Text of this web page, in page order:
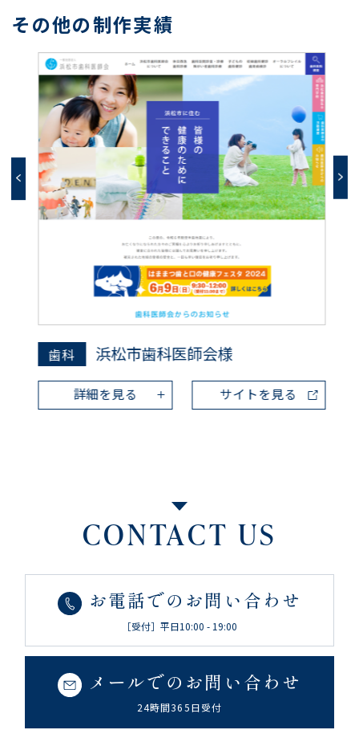
その他の制作実績
歯科 浜松市歯科医師会様
詳細を見る サイトを見る
CONTACT US
お電話でのお問い合わせ
［受付］平日10:00 - 19:00
メールでのお問い合わせ
24時間365日受付